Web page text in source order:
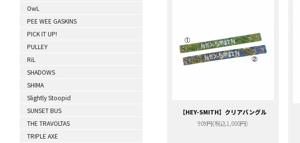
【HEY-SMITH】クリアバングル
909円(税込1,000円)
OwL
PEE WEE GASKINS
PICK IT UP!
PULLEY
RiL
SHADOWS
SHIMA
Slightly Stoopid
SUNSET BUS
THE TRAVOLTAS
TRIPLE AXE